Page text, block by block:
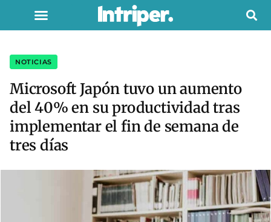
NOTICIAS
Microsoft Japón tuvo un aumento
del 40% en su productividad tras
implementar el fin de semana de
tres días